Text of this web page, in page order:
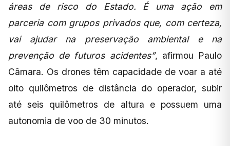
áreas de risco do Estado. É uma ação em
parceria com grupos privados que, com certeza,
vai ajudar na preservação ambiental e na
prevenção de futuros acidentes”, afirmou Paulo
Câmara. Os drones têm capacidade de voar a até
oito quilômetros de distância do operador, subir
até seis quilômetros de altura e possuem uma
autonomia de voo de 30 minutos.